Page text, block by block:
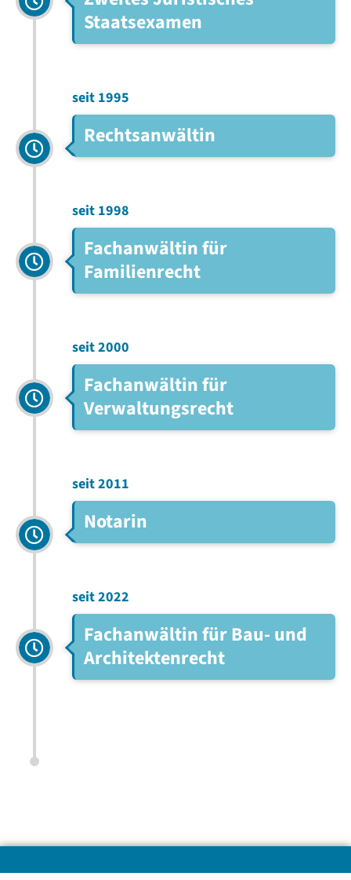
Staatsexamen
seit 1995
Rechtsanwältin
seit 1998
Fachanwältin für
Familienrecht
seit 2000
Fachanwältin für
Verwaltungsrecht
seit 2011
Notarin
seit 2022
Fachanwältin für Bau- und
Architektenrecht